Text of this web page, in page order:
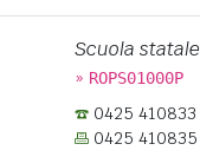
Scuola statale
» ROPS01000P
0425 410833
0425 410835